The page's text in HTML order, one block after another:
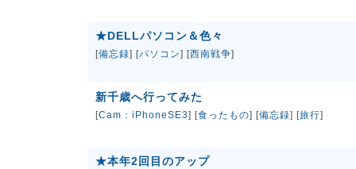
★DELLパソコン＆色々
[備忘録] [パソコン] [西南戦争]
新千歳へ行ってみた
[Cam：iPhoneSE3] [食ったもの] [備忘録] [旅行]
★本年2回目のアップ